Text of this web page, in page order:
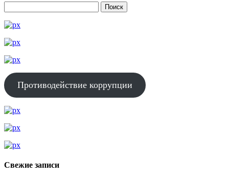
Противодействие коррупции
Свежие записи